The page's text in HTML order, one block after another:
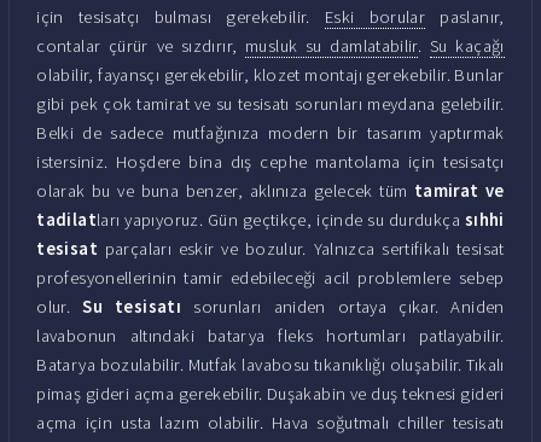
için tesisatçı bulması gerekebilir. Eski borular paslanır,
contalar çürür ve sızdırır, musluk su damlatabilir. Su kaçağı
olabilir, fayansçı gerekebilir, klozet montajı gerekebilir. Bunlar
gibi pek çok tamirat ve su tesisatı sorunları meydana gelebilir.
Belki de sadece mutfağınıza modern bir tasarım yaptırmak
istersiniz. Hoşdere bina dış cephe mantolama için tesisatçı
olarak bu ve buna benzer, aklınıza gelecek tüm tamirat ve
tadilatları yapıyoruz. Gün geçtikçe, içinde su durdukça sıhhi
tesisatparçaları eskir ve bozulur. Yalnızca sertifikalı tesisat
profesyonellerinin tamir edebileceği acil problemlere sebep
olur.Su tesisatı sorunları aniden ortaya çıkar. Aniden
lavabonun altındaki batarya fleks hortumları patlayabilir.
Batarya bozulabilir. Mutfak lavabosu tıkanıklığı oluşabilir. Tıkalı
pimaş gideri açma gerekebilir. Duşakabin ve duş teknesi gideri
açma için usta lazım olabilir. Hava soğutmalı chiller tesisatı